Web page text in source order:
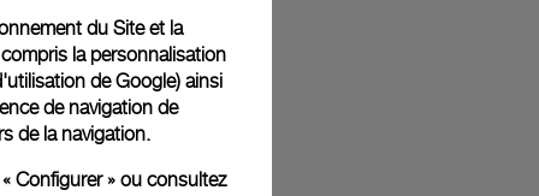
livrées dans un coffret signature Panerai offert. Lors du
la possibilité d’ajouter un message cadeau
du Site et la
la personnalisation
de Google) ainsi
de navigation de
de la navigation.
Configurer » ou consultez